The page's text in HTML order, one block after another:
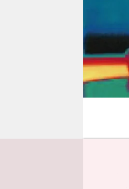
abo
epaper